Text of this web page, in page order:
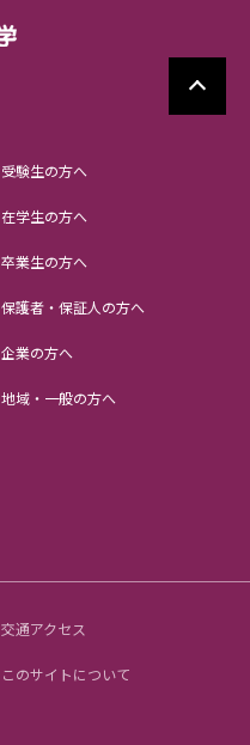
受験生の方へ
在学生の方へ
卒業生の方へ
保護者・保証人の方へ
企業の方へ
地域・一般の方へ
交通アクセス
このサイトについて